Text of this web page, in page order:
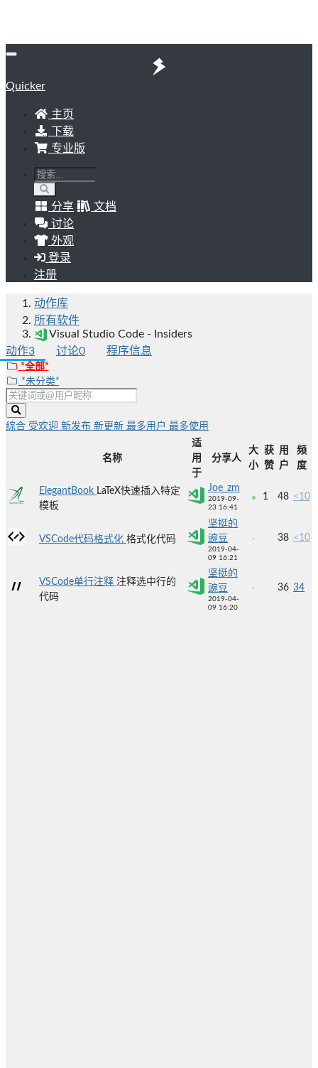
Quicker
主页
下载
专业版
分享
文档
讨论
外观
登录
注册
动作库
所有软件
Visual Studio Code - Insiders
动作3 讨论0 程序信息
*全部*
*未分类*
综合 受欢迎 新发布 新更新 最多用户 最多使用
名称
适
用
于
分享人
大
小
获
赞
用
户
频
度
ElegantBook LaTeX快速插入特定
模板
Joe_zm
2019-09-
23 16:41
1 48 <10
VSCode代码格式化 格式化代码
坚挺的
豌豆
2019-04-
09 16:21
38 <10
VSCode单行注释 注释选中行的
代码
坚挺的
豌豆
2019-04-
09 16:20
36 34